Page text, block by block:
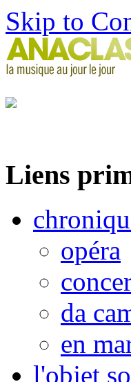
Skip to
Liens
opéra
da
en
l'objet